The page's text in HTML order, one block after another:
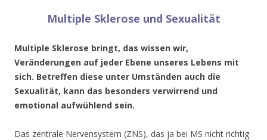
Multiple Sklerose und Sexualität
Multiple Sklerose bringt, das wissen wir,
Veränderungen auf jeder Ebene unseres Lebens mit
sich. Betreffen diese unter Umständen auch die
Sexualität, kann das besonders verwirrend und
emotional aufwühlend sein.
Das zentrale Nervensystem (ZNS), das ja bei MS nicht richtig